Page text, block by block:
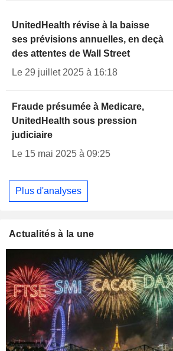
UnitedHealth révise à la baisse
ses prévisions annuelles, en deçà
des attentes de Wall Street
Le 29 juillet 2025 à 16:18
Fraude présumée à Medicare,
UnitedHealth sous pression
judiciaire
Le 15 mai 2025 à 09:25
Plus d'analyses
Actualités à la une